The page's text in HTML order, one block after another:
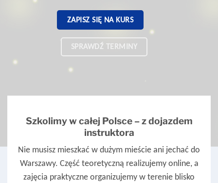
ZAPISZ SIĘ NA KURS
SPRAWDŹ TERMINY
Szkolimy w całej Polsce – z dojazdem
instruktora
Nie musisz mieszkać w dużym mieście ani jechać do
Warszawy. Część teoretyczną realizujemy online, a
zajęcia praktyczne organizujemy w terenie blisko